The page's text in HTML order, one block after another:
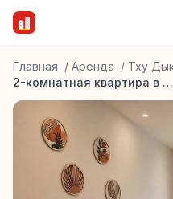
Главная / Аренда / Тху
2-комнатная квартира в ЖК Lumiere Boulevard